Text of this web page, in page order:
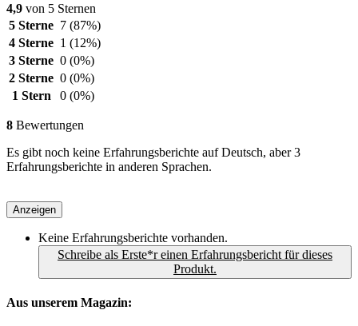
4,9 von 5 Sternen
5 Sterne 7 (87%)
4 Sterne 1 (12%)
3 Sterne 0 (0%)
2 Sterne 0 (0%)
1 Stern
0 (0%)
8 Bewertungen
Es gibt noch keine Erfahrungsberichte auf Deutsch, aber 3
Erfahrungsberichte in anderen Sprachen.
Anzeigen
Keine Erfahrungsberichte vorhanden.
Schreibe als Erste*r einen Erfahrungsbericht für dieses
Produkt.
Aus unserem Magazin: